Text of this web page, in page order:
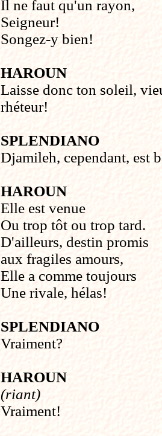
Il ne faut qu'un rayon,
Seigneur!
Songez-y bien!
HAROUN
Laisse donc ton soleil,
rhéteur!
SPLENDIANO
Djamileh, cependant, est
HAROUN
Elle est venue
Ou trop tôt ou trop tard.
D'ailleurs, destin promis
aux fragiles amours,
Elle a comme toujours
Une rivale, hélas!
SPLENDIANO
Vraiment?
HAROUN
(riant)
Vraiment!